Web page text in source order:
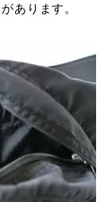
があります。